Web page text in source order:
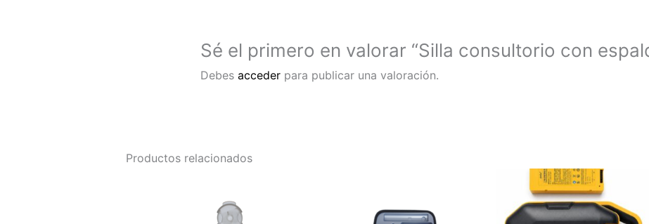
Sé el primero en valorar “Silla consultorio con
Debesacceder para publicar una valoración.
Productos relacionados